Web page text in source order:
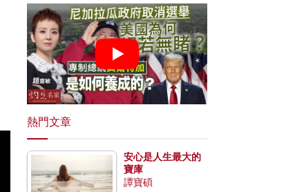
熱門文章
安心是人生最大的
寶庫
譚寶碩